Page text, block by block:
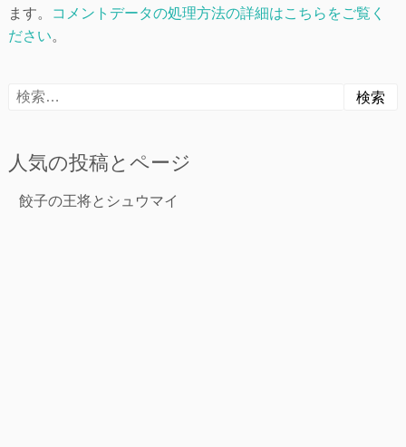
ます。
コメントデータの処理方法の詳細はこちらをご覧く
ださい。
検
人気の投稿とページ
餃子の王将とシュウマイ